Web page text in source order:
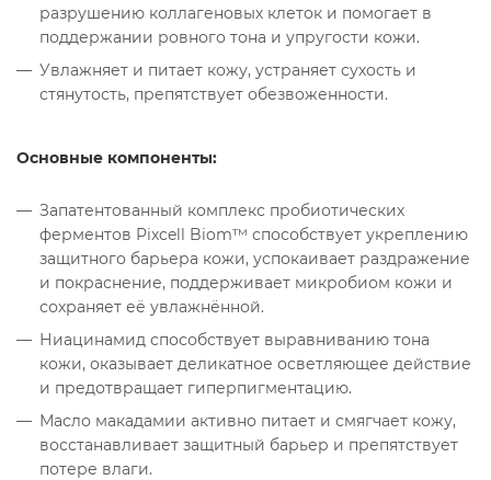
разрушению коллагеновых клеток и помогает в
поддержании ровного тона и упругости кожи.
Увлажняет и питает кожу, устраняет сухость и
стянутость, препятствует обезвоженности.
Основные компоненты:
Запатентованный комплекс пробиотических
ферментов Pixcell Biom™ способствует укреплению
защитного барьера кожи, успокаивает раздражение
и покраснение, поддерживает микробиом кожи и
сохраняет её увлажнённой.
Ниацинамид способствует выравниванию тона
кожи, оказывает деликатное осветляющее действие
и предотвращает гиперпигментацию.
Масло макадамии активно питает и смягчает кожу,
восстанавливает защитный барьер и препятствует
потере влаги.